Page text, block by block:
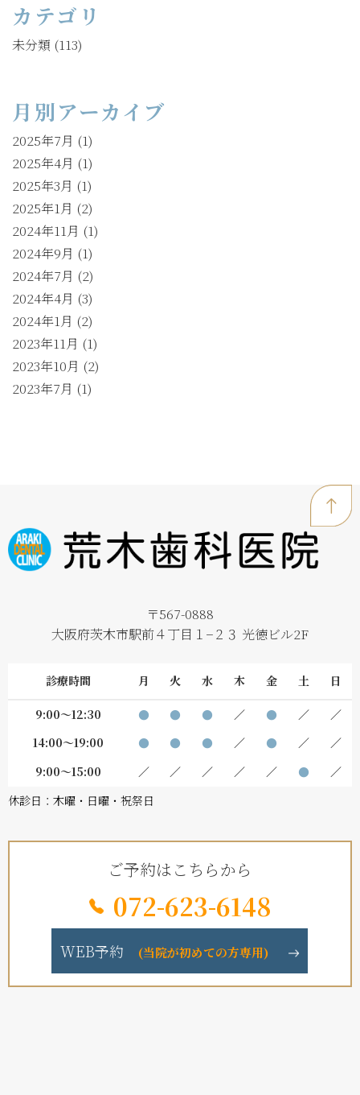
カテゴリ
未分類 (113)
月別アーカイブ
2025年7月 (1)
2025年4月 (1)
2025年3月 (1)
2025年1月 (2)
2024年11月 (1)
2024年9月 (1)
2024年7月 (2)
2024年4月 (3)
2024年1月 (2)
2023年11月 (1)
2023年10月 (2)
2023年7月 (1)
〒567-0888
大阪府茨木市駅前４丁目１−２３ 光徳ビル2F
診療時間 月 火 水 木 金 土 日
9:00～12:30 ● ● ● ／ ● ／
／
14:00～19:00
● ● ● ／ ● ／
／
9:00～15:00
／ ／ ／ ／ ／ ●
／
休診日：木曜・日曜・祝祭日
ご予約はこちらから
072-623-6148
WEB予約 (当院が初めての方専用)